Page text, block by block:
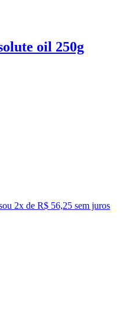
oil 250g
ou 2x de R$ 56,25 sem juros